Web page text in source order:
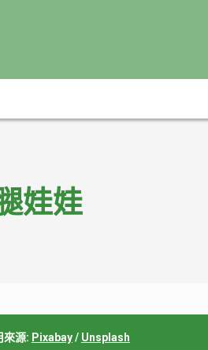
娃娃
來源: Pixabay/ Unsplash